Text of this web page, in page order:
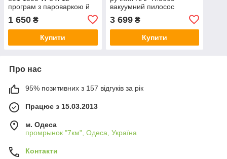
програм з пароваркою й
антипригарним покриттям
1 650 ₴
Купити
вакуумний пилосос
контейнером, до 40
хвилин роботи
3 699₴
Купити
Про нас
95% позитивних з 157 відгуків за рік
Працює з 15.03.2013
м. Одеса
промрынок "7км", Одеса, Україна
Контакти